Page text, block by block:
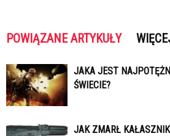
POWIĄZANE ARTYKUŁY
JAKA JEST
ŚWIECIE?
JAK ZMARŁ